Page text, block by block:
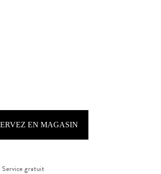
EN MAGASIN
Service gratuit